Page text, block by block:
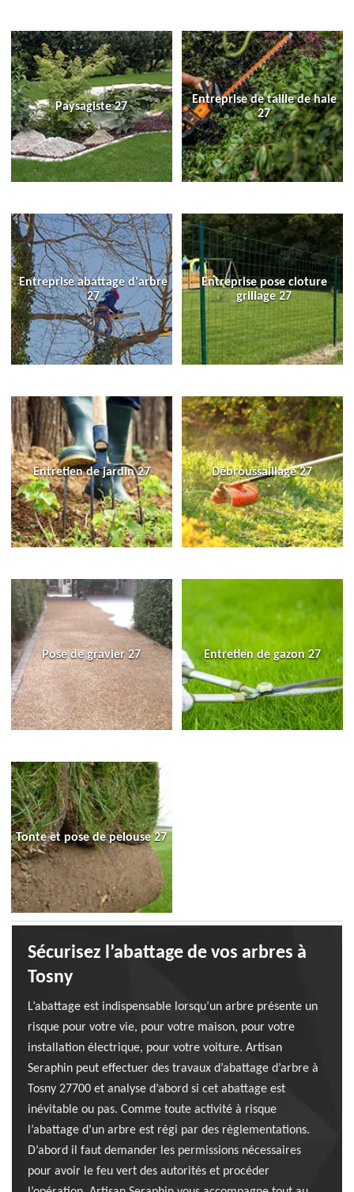
Paysagiste 27
Entreprise de taille de haie
27
Entreprise abattage d'arbre
27
Entreprise pose cloture
grillage 27
Entretien de jardin 27 Débroussaillage 27
Pose de gravier 27 Entretien de gazon 27
Tonte et pose de pelouse 27
Sécurisez l’abattage de vos arbres à
Tosny
L’abattage est indispensable lorsqu’un arbre présente un
risque pour votre vie, pour votre maison, pour votre
installation électrique, pour votre voiture. Artisan
Seraphin peut effectuer des travaux d’abattage d’arbre à
Tosny 27700 et analyse d’abord si cet abattage est
inévitable ou pas. Comme toute activité à risque
l’abattage d’un arbre est régi par des règlementations.
D’abord il faut demander les permissions nécessaires
pour avoir le feu vert des autorités et procéder